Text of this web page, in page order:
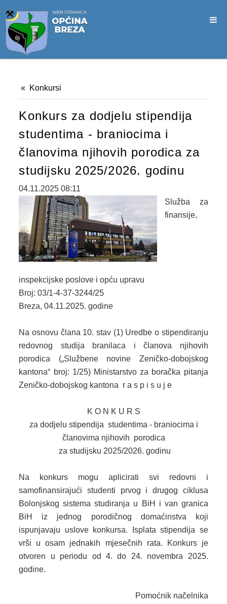
Konkursi
Konkurs za dodjelu stipendija
studentima - braniocima i
članovima njihovih porodica za
studijsku 2025/2026. godinu
04.11.2025 08:11
Služba za
finansije,
inspekcijske poslove i opću upravu
Broj: 03/1-4-37-3244/25
Breza, 04.11.2025. godine
Na osnovu člana 10. stav (1) Uredbe o stipendiranju
redovnog studija branilaca i članova njihovih
porodica („Službene novine Zeničko-dobojskog
kantona“ broj: 1/25) Ministarstvo za boračka pitanja
Zeničko-dobojskog kantona r a s p i s u j e
K O N K U R S
za dodjelu stipendija studentima - braniocima i
članovima njihovih porodica
za studijsku 2025/2026. godinu
Na konkurs mogu aplicirati svi redovni i
samofinansirajući studenti prvog i drugog ciklusa
Bolonjskog sistema studiranja u BiH i van granica
BiH iz jednog porodičnog domaćinstva koji
ispunjavaju uslove konkursa. Isplata stipendija se
vrši u osam jednakih mjesečnih rata. Konkurs je
otvoren u periodu od 4. do 24. novembra 2025.
godine.
Pomoćnik načelnika
OPĆINSKO VIJEĆE
VIJEĆNICI
ZAPISNICI
DOKUMENTI
SLUŽBENI GLASNICI
2025. GODINA
2024. GODINA
2023. GODINA
2021. GODINA
2018. GODINA
2017. GODINA
2015. GODINA
2014. GODINA
2013. GODINA
2012. GODINA
1999. - 2011. GODINA
ELEKTRONSKI OBRASCI
OPĆINSKI DOKUMENTI